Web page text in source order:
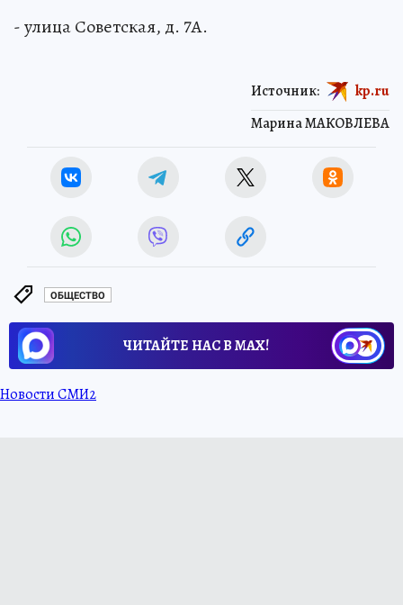
- улица Советская, д. 7А.
Марина МАКОВЛЕВА
Источник: kp.ru
ОБЩЕСТВО
ЧИТАЙТЕ НАС В МАХ!
Новости СМИ2